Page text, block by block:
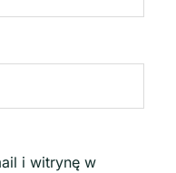
i witrynę w